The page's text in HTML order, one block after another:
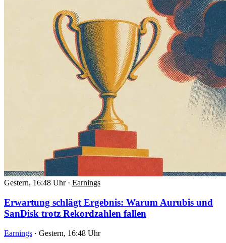
Gestern, 16:48 Uhr · Earnings
Erwartung schlägt Ergebnis: Warum Aurubis und
SanDisk trotz Rekordzahlen fallen
Earnings · Gestern, 16:48 Uhr